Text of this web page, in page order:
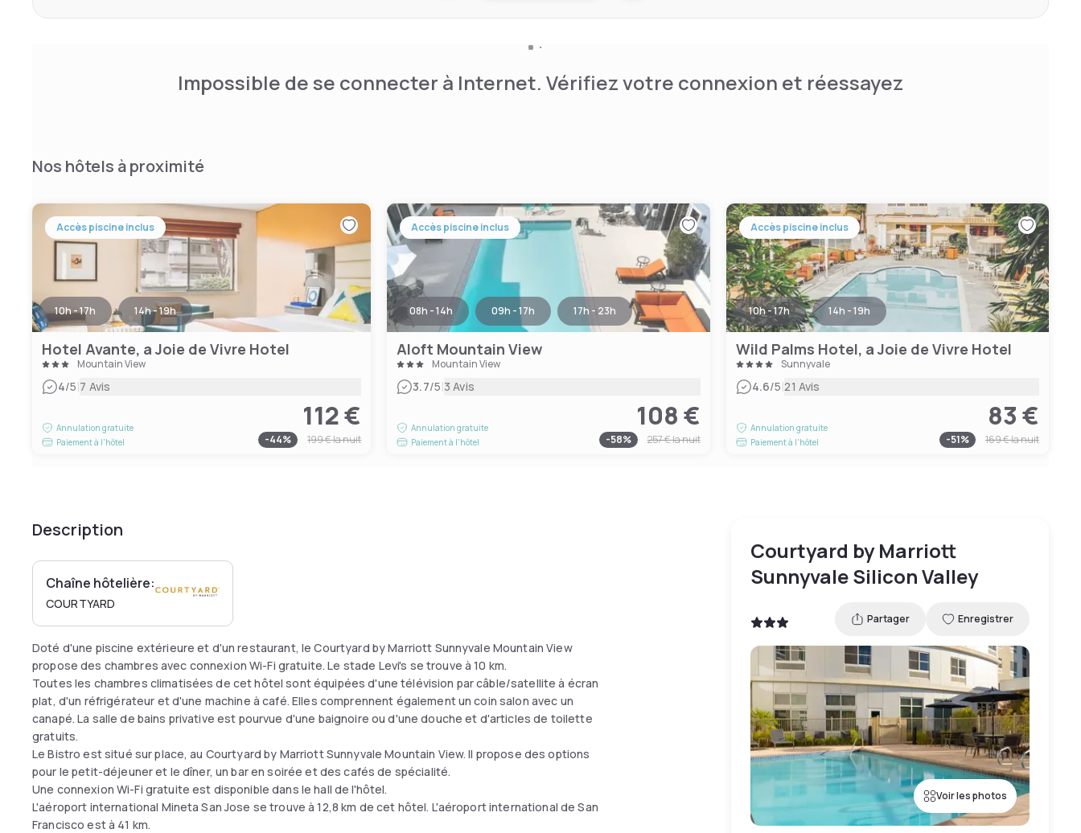
Impossible de se connecter à Internet. Vérifiez votre connexion et réessayez
Nos hôtels à proximité
Accès piscine inclus
10h - 17h 14h - 19h
Hotel Avante, a Joie de Vivre Hotel
Mountain View
4/5|7 Avis
Annulation gratuite
Paiement à l'hôtel
112 €
-44% 199 €la nuit
Accès piscine inclus
08h - 14h 09h - 17h 17h - 23h
Aloft Mountain View
Mountain View
3.7/5|3 Avis
Annulation gratuite
Paiement à l'hôtel
108 €
-58% 257 €la nuit
Accès piscine inclus
10h - 17h 14h - 19h
Wild Palms Hotel, a Joie de Vivre Hotel
Sunnyvale
4.6/5|21 Avis
Annulation gratuite
Paiement à l'hôtel
83 €
-51% 169 €la nuit
Description
Chaîne hôtelière:
COURTYARD
Doté d'une piscine extérieure et d'un restaurant, le Courtyard by Marriott Sunnyvale Mountain View
propose des chambres avec connexion Wi-Fi gratuite. Le stade Levi's se trouve à 10 km.
Toutes les chambres climatisées de cet hôtel sont équipées d'une télévision par câble/satellite à écran
plat, d'un réfrigérateur et d'une machine à café. Elles comprennent également un coin salon avec un
canapé. La salle de bains privative est pourvue d'une baignoire ou d'une douche et d'articles de toilette
gratuits.
Le Bistro est situé sur place, au Courtyard by Marriott Sunnyvale Mountain View. Il propose des options
pour le petit-déjeuner et le dîner, un bar en soirée et des cafés de spécialité.
Une connexion Wi-Fi gratuite est disponible dans le hall de l'hôtel.
L'aéroport international Mineta San Jose se trouve à 12,8 km de cet hôtel. L'aéroport international de San
Francisco est à 41 km.
Courtyard by Marriott
Sunnyvale Silicon Valley
Partager Enregistrer
Voir les photos